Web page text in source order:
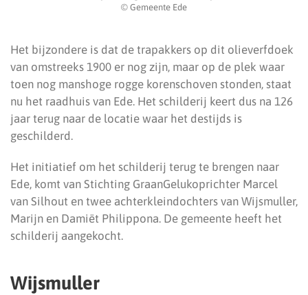
© Gemeente Ede
Het bijzondere is dat de trapakkers op dit olieverfdoek
van omstreeks 1900 er nog zijn, maar op de plek waar
toen nog manshoge rogge korenschoven stonden, staat
nu het raadhuis van Ede. Het schilderij keert dus na 126
jaar terug naar de locatie waar het destijds is
geschilderd.
Het initiatief om het schilderij terug te brengen naar
Ede, komt van Stichting GraanGelukoprichter Marcel
van Silhout en twee achterkleindochters van Wijsmuller,
Marijn en Damiët Philippona. De gemeente heeft het
schilderij aangekocht.
Wijsmuller